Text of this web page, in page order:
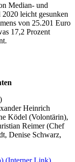
Median- und
leicht gesunken
von 25.201 Euro
17,2 Prozent
Heinrich
Ködel (Volontärin),
Reimer (Chef
Denise Schwarz,
(Interner Link)